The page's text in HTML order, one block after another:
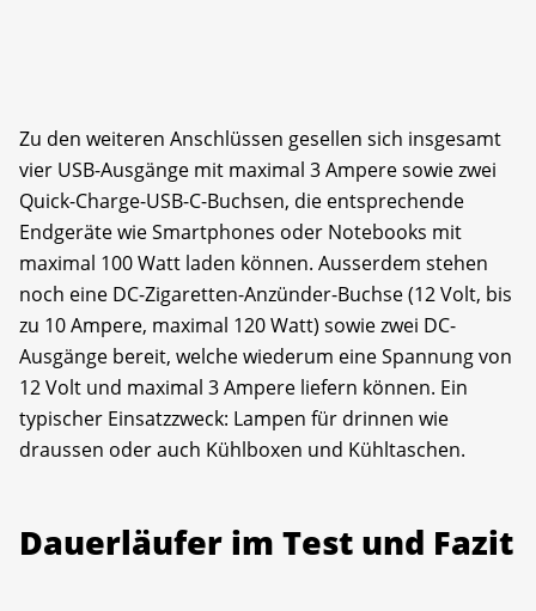
Zu den weiteren Anschlüssen gesellen sich insgesamt
vier USB-Ausgänge mit maximal 3 Ampere sowie zwei
Quick-Charge-USB-C-Buchsen, die entsprechende
Endgeräte wie Smartphones oder Notebooks mit
maximal 100 Watt laden können. Ausserdem stehen
noch eine DC-Zigaretten-Anzünder-Buchse (12 Volt, bis
zu 10 Ampere, maximal 120 Watt) sowie zwei DC-
Ausgänge bereit, welche wiederum eine Spannung von
12 Volt und maximal 3 Ampere liefern können. Ein
typischer Einsatzzweck: Lampen für drinnen wie
draussen oder auch Kühlboxen und Kühltaschen.
Dauerläufer im Test und Fazit